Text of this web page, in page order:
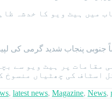
جنوبی پنجاب شدید گرمی کی
مقامات پر ہیٹ ویو سے
اسٹاف کی چھٹیاں منسوخ
, latest news, Magazine, News,